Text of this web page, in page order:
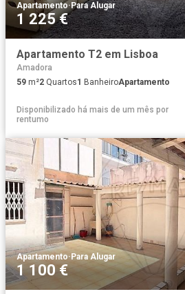
Apartamento·Para Alugar
1 225 €
Apartamento T2 em Lisboa
Amadora
59 m²2 Quartos1 BanheiroApartamento
Disponibilizado há mais de um mês por
rentumo
Apartamento· Para Alugar
1 100 €